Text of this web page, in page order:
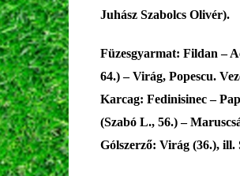
Juhász Szabolcs Olivér).
Füzesgyarmat: Fildan –
64.) – Virág, Popescu.
Karcag: Fedinisinec –
(Szabó L., 56.) –
Gólszerző: Virág (36.), ill.